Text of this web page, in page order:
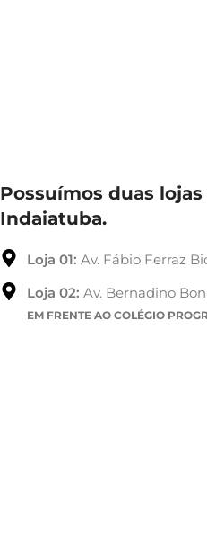
Possuímos duas
Indaiatuba.
Loja 01: Av. Fábio Ferraz
Loja 02: Av. Bernadino
EM FRENTE AO COLÉGIO